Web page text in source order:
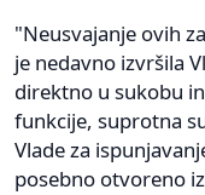
"Neusvajanje ovih
je nedavno izvršila
direktno u sukobu
funkcije, suprotna
Vlade za
posebno otvoreno